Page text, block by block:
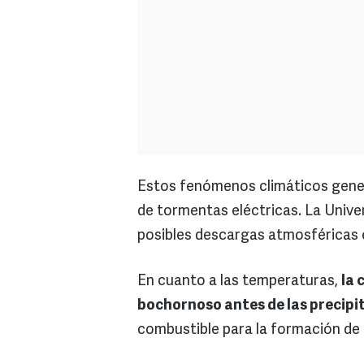
Estos fenómenos climáticos
de tormentas eléctricas. La
posibles descargas atmosféricas
En cuanto a las temperaturas, la
bochornoso antes de las
combustible para la formación